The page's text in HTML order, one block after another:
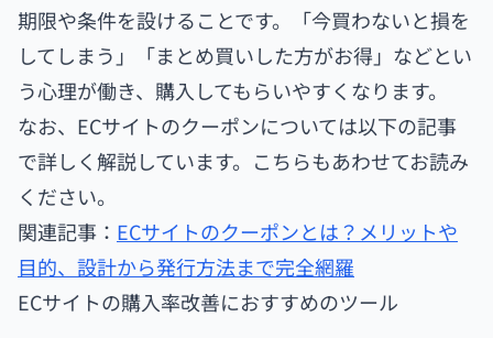
期限や条件を設けることです。「今買わないと損を
してしまう」「まとめ買いした方がお得」などとい
う心理が働き、購入してもらいやすくなります。
なお、ECサイトのクーポンについては以下の記事
で詳しく解説しています。こちらもあわせてお読み
ください。
関連記事： ECサイトのクーポンとは？メリットや
目的、設計から発行方法まで完全網羅
ECサイトの購入率改善におすすめのツール